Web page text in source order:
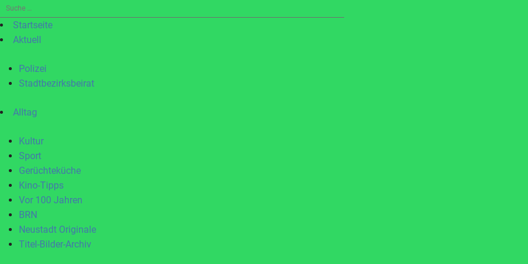
Suche
nach:Startseite
Aktuell
Polizei
Stadtbezirksbeirat
Alltag
Kultur
Sport
Gerüchteküche
Kino-Tipps
Vor 100 Jahren
BRN
Neustadt Originale
Titel-Bilder-Archiv